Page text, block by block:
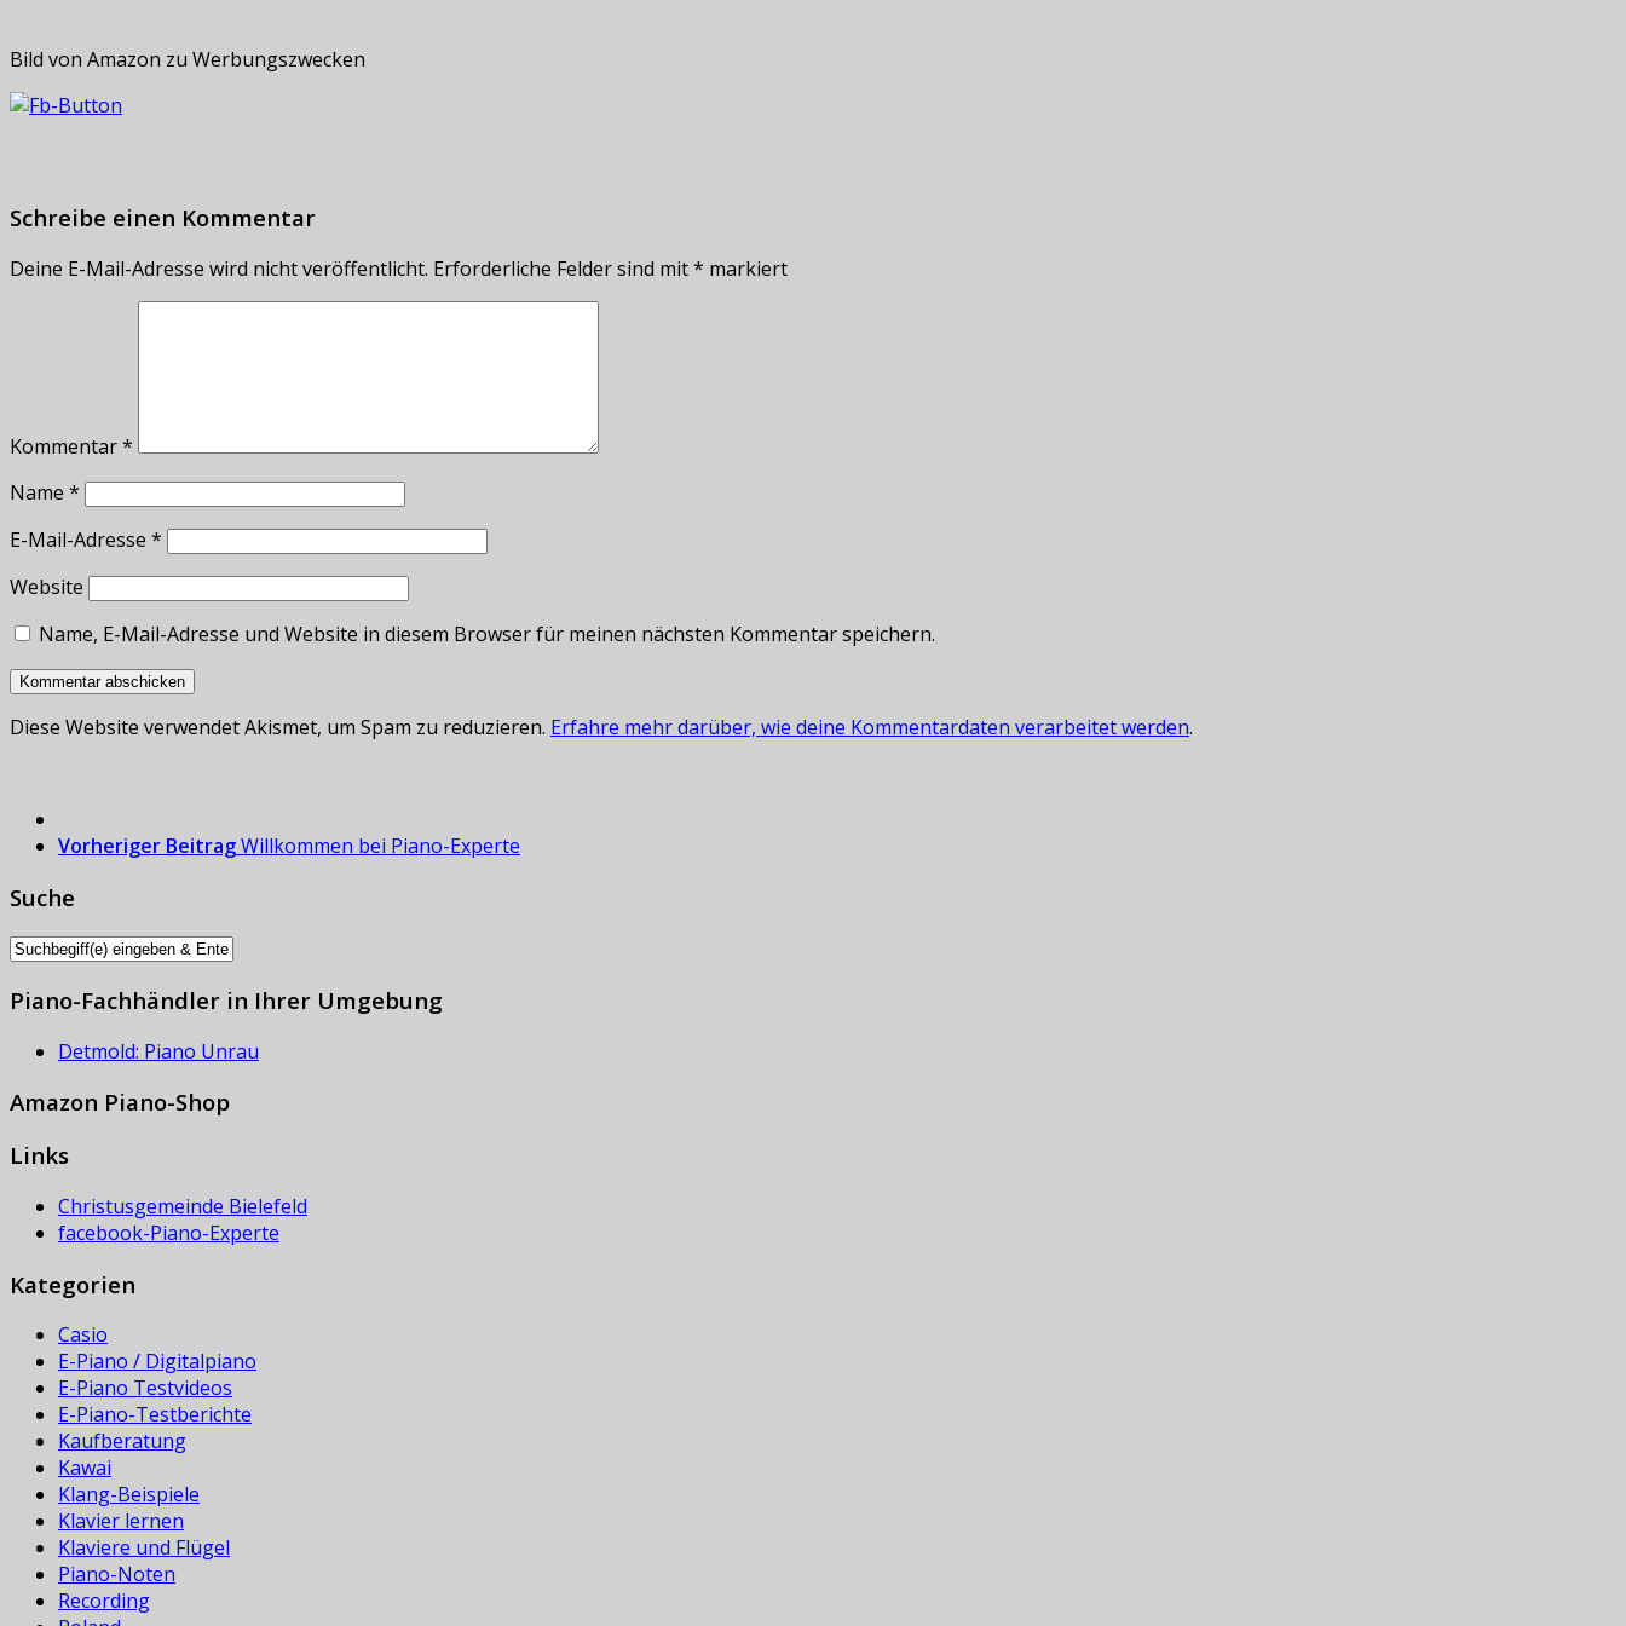
Bild von Amazon zu Werbungszwecken
Schreibe einen Kommentar
Deine E-Mail-Adresse wird nicht veröffentlicht. Erforderliche Felder sind mit* markiert
Kommentar*
Name *
E-Mail-Adresse *
Website
Name, E-Mail-Adresse und Website in diesem Browser für meinen nächsten Kommentar speichern.
Diese Website verwendet Akismet, um Spam zu reduzieren. Erfahre mehr darüber, wie deine Kommentardaten verarbeitet werden.
Vorheriger BeitragWillkommen bei Piano-Experte
Suche
Piano-Fachhändler in Ihrer Umgebung
Detmold: Piano Unrau
Amazon Piano-Shop
Links
Christusgemeinde Bielefeld
facebook-Piano-Experte
Kategorien
Casio
E-Piano / Digitalpiano
E-Piano Testvideos
E-Piano-Testberichte
Kaufberatung
Kawai
Klang-Beispiele
Klavier lernen
Klaviere und Flügel
Piano-Noten
Recording